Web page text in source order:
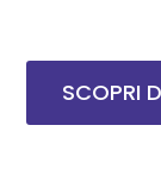
SCOPRI